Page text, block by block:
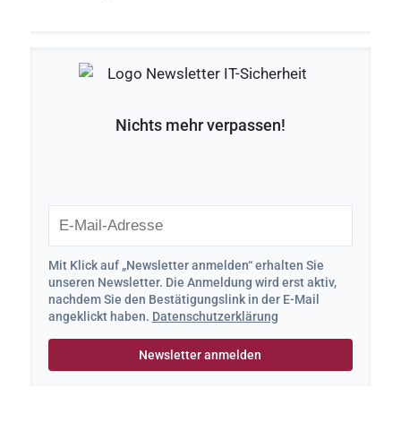
Nichts mehr verpassen!
Mit Klick auf „Newsletter anmelden“ erhalten Sie
unseren Newsletter. Die Anmeldung wird erst aktiv,
nachdem Sie den Bestätigungslink in der E-Mail
angeklickt haben. Datenschutzerklärung